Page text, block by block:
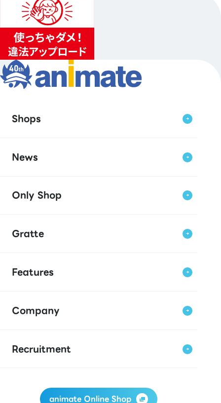
Shops
News
Only Shop
Gratte
Features
Company
Recruitment
animate Online Shop